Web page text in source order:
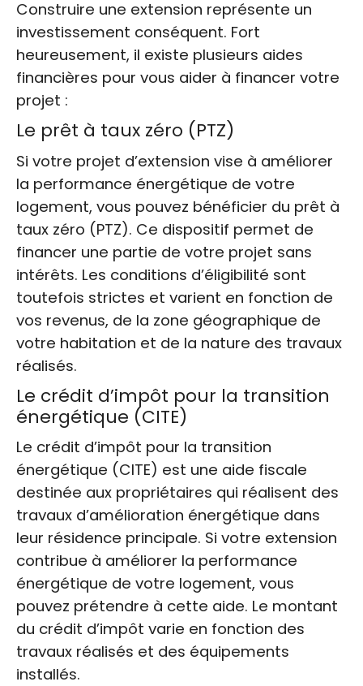
Construire une extension représente un
investissement conséquent. Fort
heureusement, il existe plusieurs aides
financières pour vous aider à financer votre
projet :
Le prêt à taux zéro (PTZ)
Si votre projet d’extension vise à améliorer
la performance énergétique de votre
logement, vous pouvez bénéficier du prêt à
taux zéro (PTZ). Ce dispositif permet de
financer une partie de votre projet sans
intérêts. Les conditions d’éligibilité sont
toutefois strictes et varient en fonction de
vos revenus, de la zone géographique de
votre habitation et de la nature des travaux
réalisés.
Le crédit d’impôt pour la transition
énergétique (CITE)
Le crédit d’impôt pour la transition
énergétique (CITE) est une aide fiscale
destinée aux propriétaires qui réalisent des
travaux d’amélioration énergétique dans
leur résidence principale. Si votre extension
contribue à améliorer la performance
énergétique de votre logement, vous
pouvez prétendre à cette aide. Le montant
du crédit d’impôt varie en fonction des
travaux réalisés et des équipements
installés.